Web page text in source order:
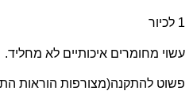
1 לכיור
עשוי מחומרים איכותיים לא מחליד.
פשוט להתקנה(מצורפות הוראות